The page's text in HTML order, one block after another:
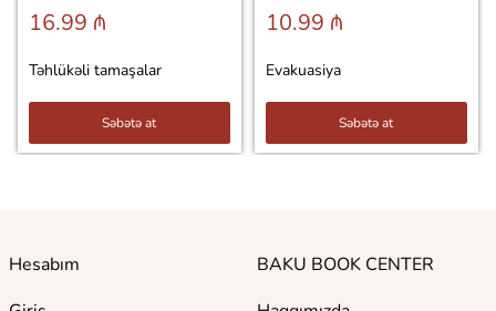
16.99 ₼
Təhlükəli tamaşalar
Səbətə at
10.99 ₼
Evakuasiya
Səbətə at
Hesabım
BAKU BOOK CENTER